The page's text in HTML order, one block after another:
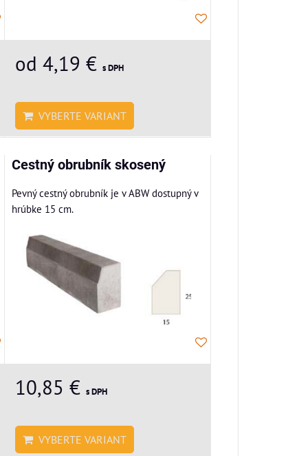
od 4,19 €s DPH
VYBERTE VARIANT
Cestný obrubník skosený
Pevný cestný obrubník je v ABW dostupný v
hrúbke 15 cm.
10,85 €s DPH
VYBERTE VARIANT